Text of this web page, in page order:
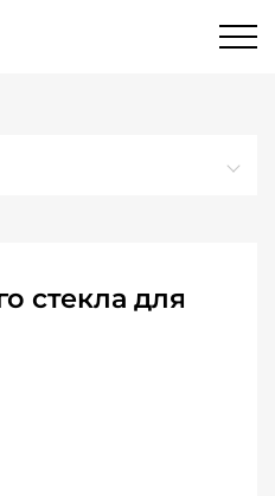
стекла для